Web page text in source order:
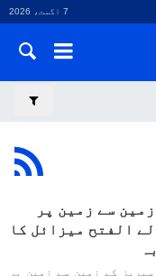
7 اگست، 2026
سے زمین پر
الفتح میزائل کا
کے زمین سے زمین پر